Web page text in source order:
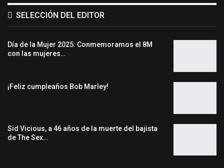
SELECCIÓN DEL EDITOR
Día de la Mujer 2025: Conmemoramos el 8M
con las mujeres…
¡Feliz cumpleaños Bob Marley!
Sid Vicious, a 46 años de la muerte del bajista
de The Sex…